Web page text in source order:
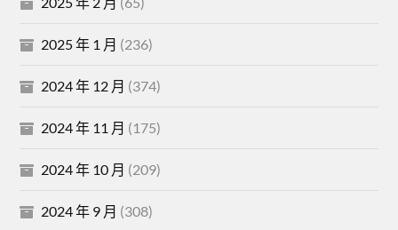
2025 年 1 月 (236)
2024 年 12 月 (374)
2024 年 11 月 (175)
2024 年 10 月 (209)
2024 年 9 月 (308)